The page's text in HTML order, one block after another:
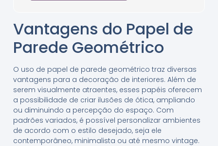
Vantagens do Papel de
Parede Geométrico
O uso de papel de parede geométrico traz diversas
vantagens para a decoração de interiores. Além de
serem visualmente atraentes, esses papéis oferecem
a possibilidade de criar ilusões de ótica, ampliando
ou diminuindo a percepção do espaço. Com
padrões variados, é possível personalizar ambientes
de acordo com o estilo desejado, seja ele
contemporâneo, minimalista ou até mesmo vintage.